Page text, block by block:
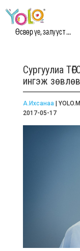
Өсвөр үе, залууст ...
Сургуулиа
ингэж зөвлөв
А.Ихсанаа|
2017-05-17